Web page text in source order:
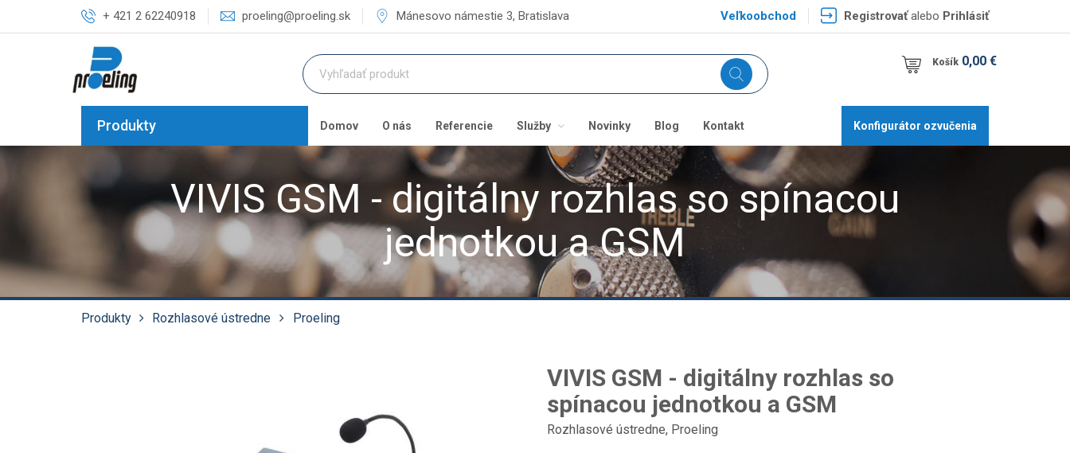
+ 421 2 62240918 proeling@proeling.sk Mánesovo námestie 3, Bratislava Veľkoobchod Registrovaťalebo Prihlásiť
Košík 0,00 €
Produkty Domov O nás Referencie Služby Novinky Blog Kontakt Konfigurátor ozvučenia
VIVIS GSM - digitálny rozhlas so spínacou
jednotkou a GSM
Produkty Rozhlasové ústredne Proeling
VIVIS GSM - digitálny rozhlas so
spínacou jednotkou a GSM
Rozhlasové ústredne, Proeling